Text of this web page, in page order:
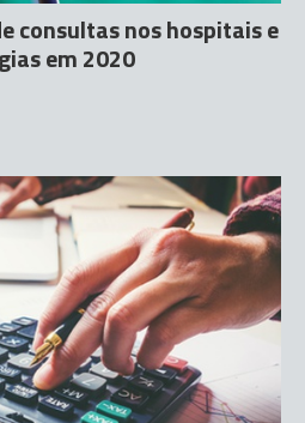
consultas nos hospitais e
em 2020